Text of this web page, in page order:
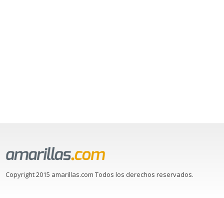
Copyright 2015 amarillas.com Todos los derechos reservados.